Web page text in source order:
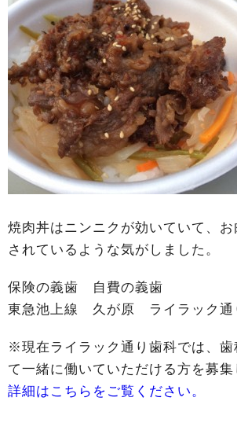
焼肉丼はニンニクが効いていて、
されているような気がしました。
保険の義歯 自費の義歯
東急池上線 久が原 ライラック通
※現在ライラック通り歯科では、歯
て一緒に働いていただける方を募集
詳細はこちらをご覧ください。